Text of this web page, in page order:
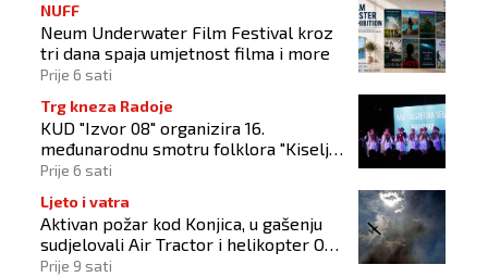
NUFF
Neum Underwater Film Festival kroz
tri dana spaja umjetnost filma i more
Prije 6 sati
Trg kneza Radoje
KUD "Izvor 08" organizira 16.
međunarodnu smotru folklora "Kiseljak
2026"
Prije 6 sati
Ljeto i vatra
Aktivan požar kod Konjica, u gašenju
sudjelovali Air Tractor i helikopter OS-
a BiH
Prije 9 sati